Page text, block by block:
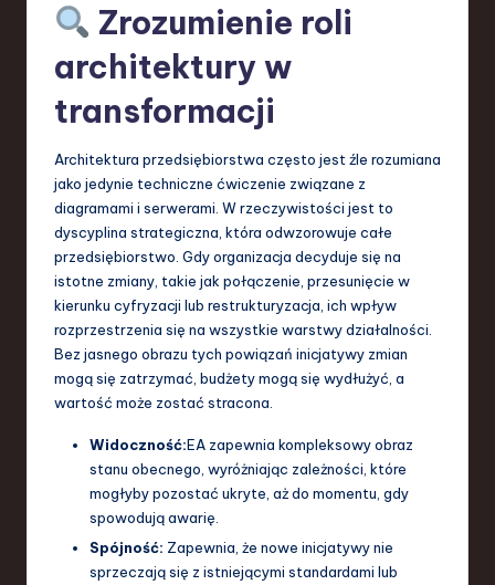
d
o
Zrozumienie roli
architektury w
transformacji
Architektura przedsiębiorstwa często jest źle rozumiana
jako jedynie techniczne ćwiczenie związane z
diagramami i serwerami. W rzeczywistości jest to
dyscyplina strategiczna, która odwzorowuje całe
przedsiębiorstwo. Gdy organizacja decyduje się na
istotne zmiany, takie jak połączenie, przesunięcie w
kierunku cyfryzacji lub restrukturyzacja, ich wpływ
rozprzestrzenia się na wszystkie warstwy działalności.
Bez jasnego obrazu tych powiązań inicjatywy zmian
mogą się zatrzymać, budżety mogą się wydłużyć, a
wartość może zostać stracona.
Widoczność:EA zapewnia kompleksowy obraz
stanu obecnego, wyróżniając zależności, które
mogłyby pozostać ukryte, aż do momentu, gdy
spowodują awarię.
Spójność: Zapewnia, że nowe inicjatywy nie
sprzeczają się z istniejącymi standardami lub